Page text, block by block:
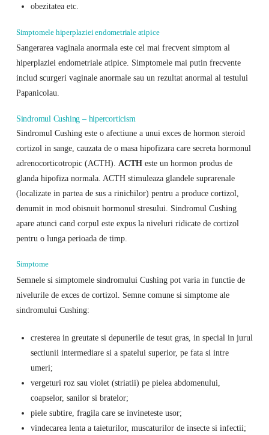
obezitatea etc.
Simptomele hiperplaziei endometriale atipice
Sangerarea vaginala anormala este cel mai frecvent simptom al
hiperplaziei endometriale atipice. Simptomele mai putin frecvente
includ scurgeri vaginale anormale sau un rezultat anormal al testului
Papanicolau.
Sindromul Cushing – hipercorticism
Sindromul Cushing este o afectiune a unui exces de hormon steroid
cortizol in sange, cauzata de o masa hipofizara care secreta hormonul
adrenocorticotropic (ACTH). ACTHeste un hormon produs de
glanda hipofiza normala. ACTH stimuleaza glandele suprarenale
(localizate in partea de sus a rinichilor) pentru a produce cortizol,
denumit in mod obisnuit hormonul stresului. Sindromul Cushing
apare atunci cand corpul este expus la niveluri ridicate de cortizol
pentru o lunga perioada de timp.
Simptome
Semnele si simptomele sindromului Cushing pot varia in functie de
nivelurile de exces de cortizol. Semne comune si simptome ale
sindromului Cushing:
cresterea in greutate si depunerile de tesut gras, in special in jurul
sectiunii intermediare si a spatelui superior, pe fata si intre
umeri;
vergeturi roz sau violet (striatii) pe pielea abdomenului,
coapselor, sanilor si bratelor;
piele subtire, fragila care se invineteste usor;
vindecarea lenta a taieturilor, muscaturilor de insecte si infectii;